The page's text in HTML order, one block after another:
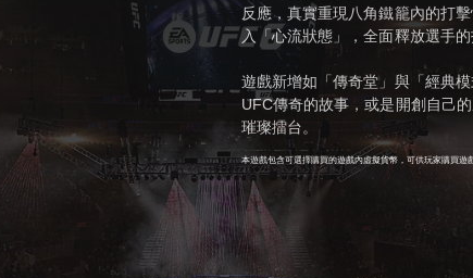
反應，真實重現八角鐵籠內的打
入「心流狀態」，全面釋放選手
遊戲新增如「傳奇堂」與「經典
UFC傳奇的故事，或是開創自己
璀璨擂台。
本遊戲包含可選擇購買的遊戲內虛擬貨幣，可供玩家購買遊